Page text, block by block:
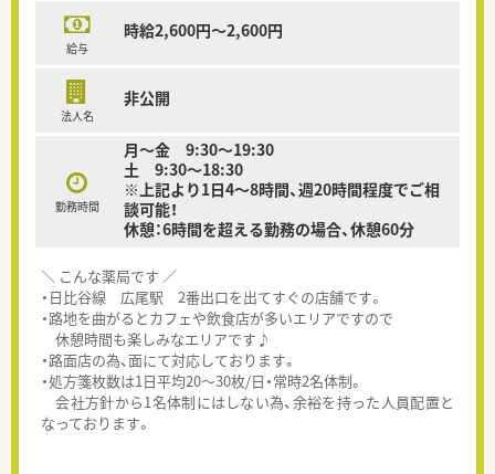
給与
時給2,600円～2,600円
法人名
非公開
勤務時間
月～金 9:30～19:30
土 9:30～18:30
※上記より1日4～8時間、週20時間程度でご相
談可能！
休憩：6時間を超える勤務の場合、休憩60分
＼ こんな薬局です ／
・日比谷線 広尾駅 2番出口を出てすぐの店舗です。
・路地を曲がるとカフェや飲食店が多いエリアですので
休憩時間も楽しみなエリアです♪
・路面店の為、面にて対応しております。
・処方箋枚数は1日平均20～30枚/日・常時2名体制。
会社方針から1名体制にはしない為、余裕を持った人員配置と
なっております。